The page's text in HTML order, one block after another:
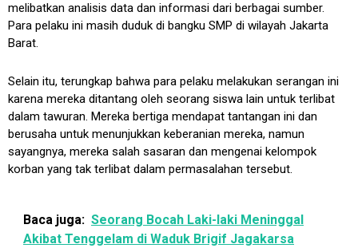
melibatkan analisis data dan informasi dari berbagai sumber.
Para pelaku ini masih duduk di bangku SMP di wilayah Jakarta
Barat.
Selain itu, terungkap bahwa para pelaku melakukan serangan ini
karena mereka ditantang oleh seorang siswa lain untuk terlibat
dalam tawuran. Mereka bertiga mendapat tantangan ini dan
berusaha untuk menunjukkan keberanian mereka, namun
sayangnya, mereka salah sasaran dan mengenai kelompok
korban yang tak terlibat dalam permasalahan tersebut.
Baca juga: Seorang Bocah Laki-laki Meninggal
Akibat Tenggelam di Waduk Brigif Jagakarsa